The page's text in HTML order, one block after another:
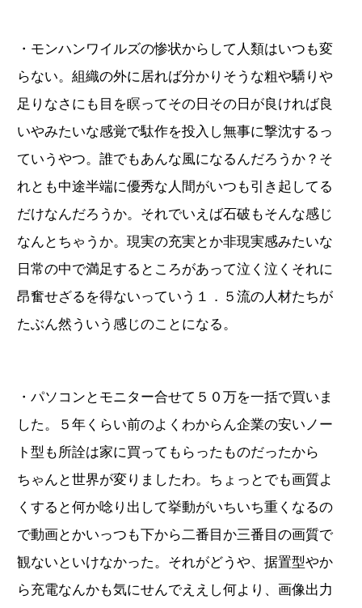
・モンハンワイルズの惨状からして人類はいつも変
らない。組織の外に居れば分かりそうな粗や驕りや
足りなさにも目を瞑ってその日その日が良ければ良
いやみたいな感覚で駄作を投入し無事に撃沈するっ
ていうやつ。誰でもあんな風になるんだろうか？そ
れとも中途半端に優秀な人間がいつも引き起してる
だけなんだろうか。それでいえば石破もそんな感じ
なんとちゃうか。現実の充実とか非現実感みたいな
日常の中で満足するところがあって泣く泣くそれに
昂奮せざるを得ないっていう１．５流の人材たちが
たぶん然ういう感じのことになる。
・パソコンとモニター合せて５０万を一括で買いま
した。５年くらい前のよくわからん企業の安いノー
ト型も所詮は家に買ってもらったものだったから
ちゃんと世界が変りましたわ。ちょっとでも画質よ
くすると何か唸り出して挙動がいちいち重くなるの
で動画とかいっつも下から二番目か三番目の画質で
観ないといけなかった。それがどうや、据置型やか
ら充電なんかも気にせんでええし何より、画像出力